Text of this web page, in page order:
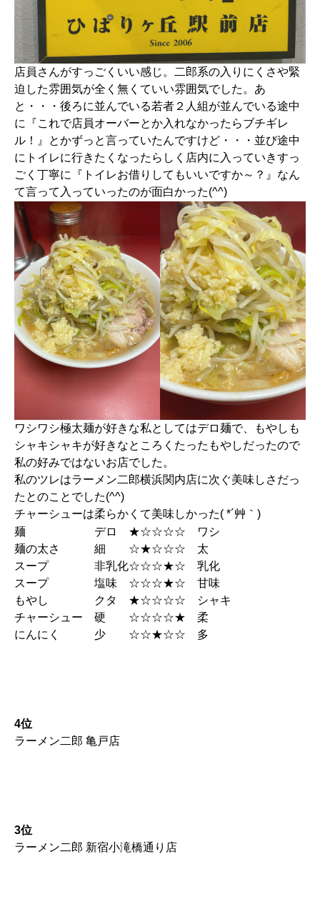
店員さんがすっごくいい感じ。二郎系の入りにくさや緊
迫した雰囲気が全く無くていい雰囲気でした。あ
と・・・後ろに並んでいる若者２人組が並んでいる途中
に『これで店員オーバーとか入れなかったらブチギレ
ル！』とかずっと言っていたんですけど・・・並び途中
にトイレに行きたくなったらしく店内に入っていきすっ
ごく丁寧に『トイレお借りしてもいいですか～？』なん
て言って入っていったのが面白かった(^^)
ワシワシ極太麺が好きな私としてはデロ麺で、もやしも
シャキシャキが好きなところくたったもやしだったので
私の好みではないお店でした。
私のツレはラーメン二郎横浜関内店に次ぐ美味しさだっ
たとのことでした(^^)
チャーシューは柔らかくて美味しかった( *´艸｀)
麺 デロ ★☆☆☆☆ ワシ
麺の太さ 細 ☆★☆☆☆ 太
スープ 非乳化☆☆☆★☆ 乳化
スープ 塩味 ☆☆☆★☆ 甘味
もやし クタ ★☆☆☆☆ シャキ
チャーシュー 硬 ☆☆☆☆★ 柔
にんにく 少 ☆☆★☆☆ 多
4位
ラーメン二郎 亀戸店
3位
ラーメン二郎 新宿小滝橋通り店